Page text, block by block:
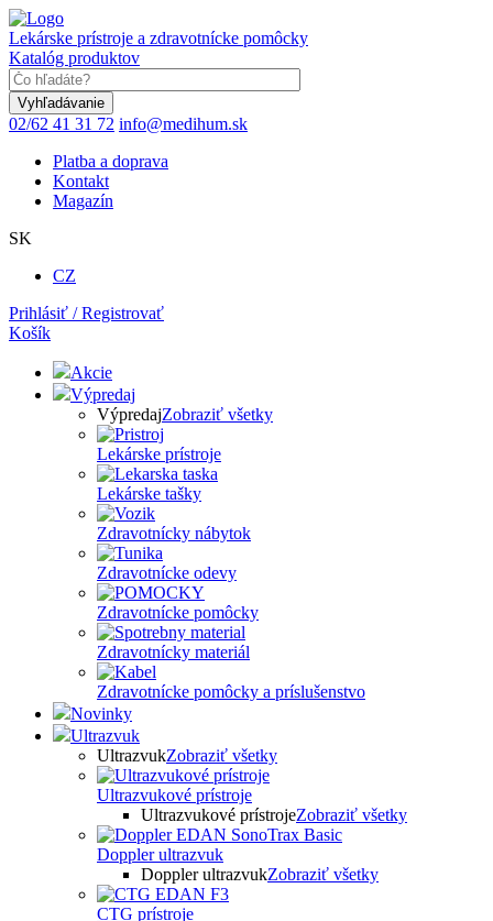
Skočiť
na
hlavný
obsah
Lekárske prístroje a zdravotnícke pomôcky
Katalóg produktov
02/62 41 31 72 info@medihum.sk
Platba a doprava
Kontakt
Magazín
SK
CZ
Prihlásiť / Registrovať
Košík
Akcie
Výpredaj
VýpredajZobraziť všetky
Lekárske prístroje
Lekárske tašky
Zdravotnícky nábytok
Zdravotnícke odevy
Zdravotnícke pomôcky
Zdravotnícky materiál
Zdravotnícke pomôcky a príslušenstvo
Novinky
Ultrazvuk
UltrazvukZobraziť všetky
Ultrazvukové prístroje
Ultrazvukové prístrojeZobraziť všetky
Doppler ultrazvuk
Doppler ultrazvukZobraziť všetky
CTG prístroje